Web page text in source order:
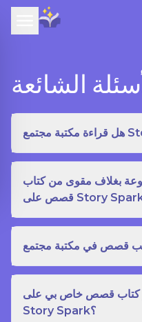
الشائعة
بغلاف مقوى من كتاب
كتاب قصص خاص بي على
Story Spark؟